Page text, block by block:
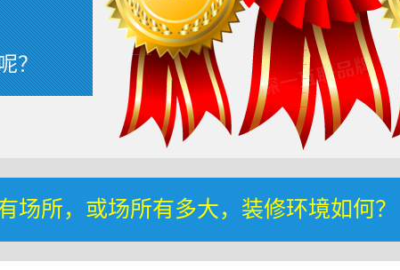
？
场所，或场所有多大，装修环境如何？